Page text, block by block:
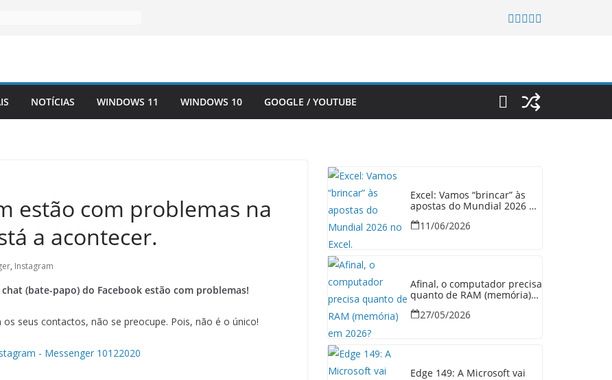
NOTÍCIAS WINDOWS 11 WINDOWS 10 GOOGLE / YOUTUBE
estão com problemas na
a acontecer.
, Instagram
(bate-papo) do Facebook estão com problemas!
seus contactos, não se preocupe. Pois, não é o único!
Excel: Vamos “brincar” às
apostas do Mundial 2026 no
11/06/2026
Afinal, o computador precisa
quanto de RAM (memória)
27/05/2026
Edge 149: A Microsoft vai